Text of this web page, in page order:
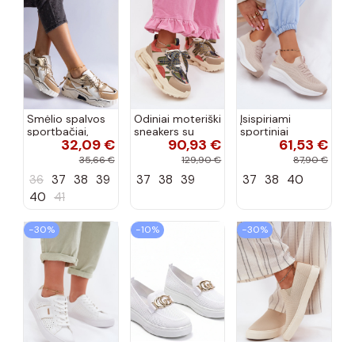
Smėlio spalvos
sportbačiai,
dekoruoti Valdez
cirkonio virvele
32,09 €
35,66 €
36 37 38 39
40 41
Odiniai moteriški
sneakers su
platforma D&A
CR61-3133
90,93 €
129,90 €
37 38 39
Įsispiriami
sportiniai
bateliai Kobbo
102425 smėlio
61,53 €
87,90 €
37 38 40
−30% −10% −30%